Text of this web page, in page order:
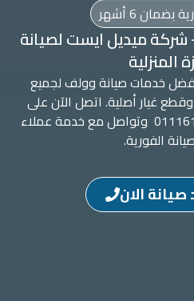
6 أشهر
ميديل ايست لصيانة
المنزلية
خدمات صيانة وولف لجميع
غيار أصلية. اتصل الآن على
الخط الساخن وولف 01116133399 وتواصل مع خدمة عملاء
الفورية.
الان